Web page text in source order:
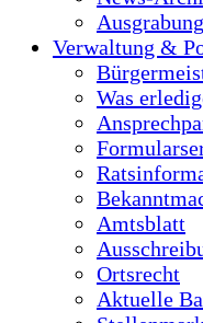
Verwaltung &
Was
Amtsblatt
Ortsrecht
Aktuelle